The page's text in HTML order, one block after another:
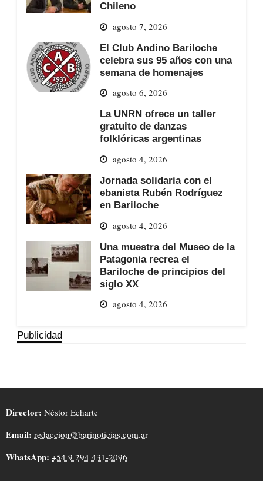
Chileno
agosto 7, 2026
El Club Andino Bariloche
celebra sus 95 años con una
semana de homenajes
agosto 6, 2026
La UNRN ofrece un taller
gratuito de danzas
folklóricas argentinas
agosto 4, 2026
Jornada solidaria con el
ebanista Rubén Rodríguez
en Bariloche
agosto 4, 2026
Una muestra del Museo de la
Patagonia recrea el
Bariloche de principios del
siglo XX
agosto 4, 2026
Publicidad
Director: Néstor Echarte
Email: redaccion@barinoticias.com.ar
WhatsApp: +54 9 294 431-2096